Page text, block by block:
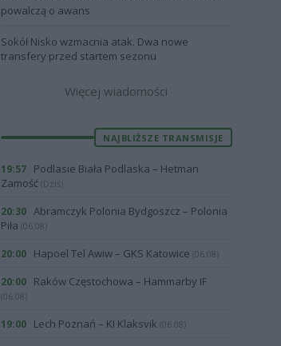
powalczą o awans
Sokół Nisko wzmacnia atak. Dwa nowe
transfery przed startem sezonu
Więcej wiadomości
NAJBLIŻSZE TRANSMISJE
19:57
Podlasie Biała Podlaska – Hetman
Zamość (Dziś)
20:30 Abramczyk Polonia Bydgoszcz – Polonia
Piła (06.08)
20:00 Hapoel Tel Awiw – GKS Katowice (06.08)
20:00 Raków Częstochowa – Hammarby IF
(06.08)
19:00 Lech Poznań – KI Klaksvik (06.08)